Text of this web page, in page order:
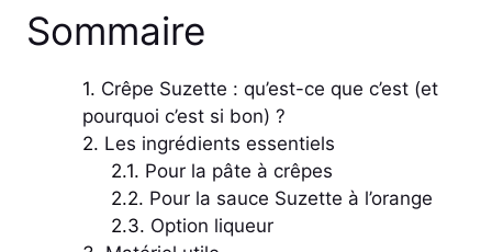
Sommaire
Crêpe Suzette : qu’est-ce que c’est (et
pourquoi c’est si bon) ?
Les ingrédients essentiels
Pour la pâte à crêpes
Pour la sauce Suzette à l’orange
Option liqueur